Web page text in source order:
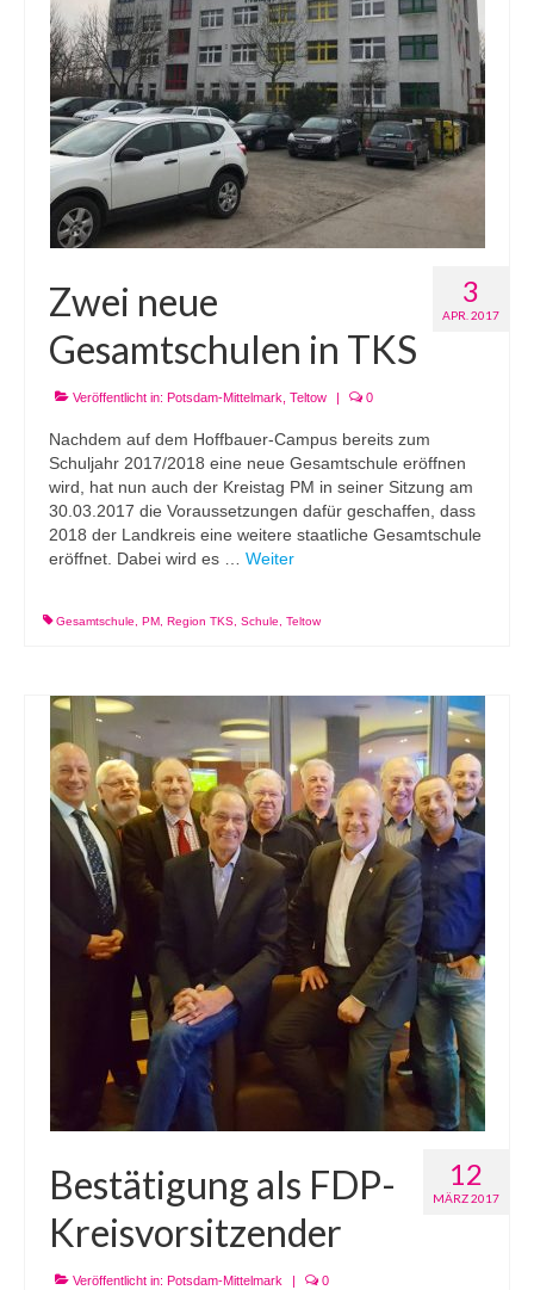
3
APR. 2017
Zwei neue
Gesamtschulen in TKS
Veröffentlicht in: Potsdam-Mittelmark Teltow | 0
Nachdem auf dem Hoffbauer-Campus bereits zum
Schuljahr 2017/2018 eine neue Gesamtschule eröffnen
wird, hat nun auch der Kreistag PM in seiner Sitzung am
30.03.2017 die Voraussetzungen dafür geschaffen, dass
2018 der Landkreis eine weitere staatliche Gesamtschule
eröffnet. Dabei wird es … Weiter
Gesamtschule PM Region TKS Schule Teltow
12
MÄRZ 2017
Bestätigung als FDP-
Kreisvorsitzender
Veröffentlicht in: Potsdam-Mittelmark | 0